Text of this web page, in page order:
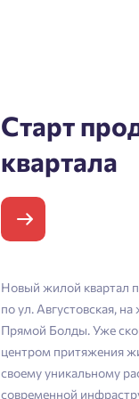
Старт
квартала
Новый жилой квартал
по ул. Августовская,
Прямой Болды. Уже
центром притяжения
своему уникальному
современной